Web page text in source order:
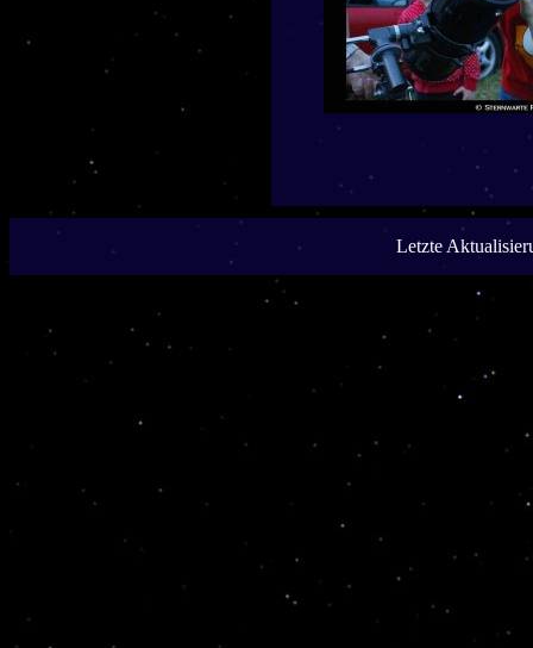
Letzte